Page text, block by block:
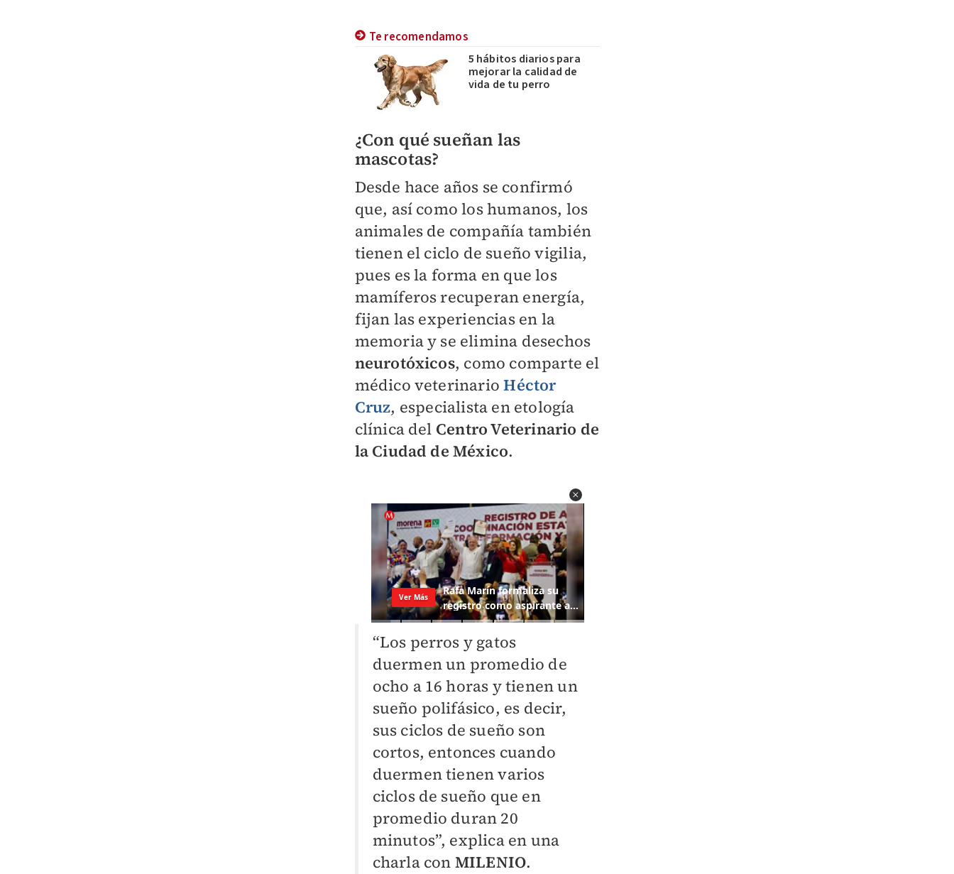
Te recomendamos
5 hábitos diarios para
mejorar la calidad de
vida de tu perro
¿Con qué sueñan las
mascotas?
Desde hace años se confirmó
que, así como los humanos, los
animales de compañía también
tienen el ciclo de sueño vigilia,
pues es la forma en que los
mamíferos recuperan energía,
fijan las experiencias en la
memoria y se elimina desechos
neurotóxicos, como comparte el
médico veterinarioHéctor
Cruz, especialista en etología
clínica del Centro Veterinario de
la Ciudad de México.
“Los perros y gatos
duermen un promedio de
ocho a 16 horas y tienen un
sueño polifásico, es decir,
sus ciclos de sueño son
cortos, entonces cuando
duermen tienen varios
ciclos de sueño que en
promedio duran 20
minutos”, explica en una
charla con MILENIO.